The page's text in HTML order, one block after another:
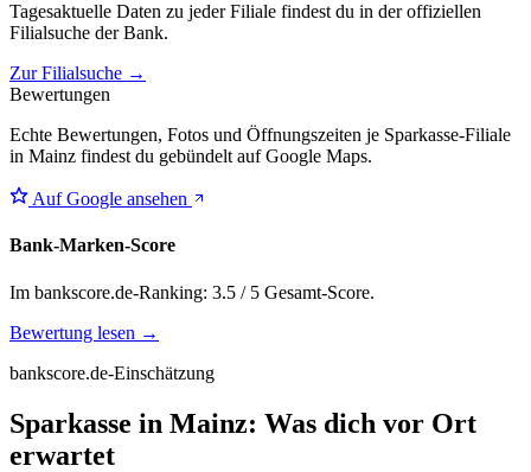
Tagesaktuelle Daten zu jeder Filiale findest du in der offiziellen
Filialsuche der Bank.
Zur Filialsuche →
Bewertungen
Echte Bewertungen, Fotos und Öffnungszeiten je Sparkasse-Filiale
in Mainz findest du gebündelt auf Google Maps.
Auf Google ansehen
Bank-Marken-Score
Im bankscore.de-Ranking: 3.5 / 5 Gesamt-Score.
Bewertung lesen →
bankscore.de-Einschätzung
Sparkasse in Mainz: Was dich vor Ort
erwartet